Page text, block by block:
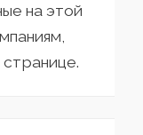
на этой